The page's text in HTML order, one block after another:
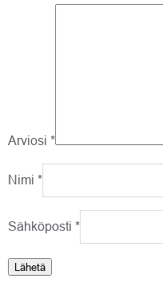
Arviosi *
Nimi *
Sähköposti *